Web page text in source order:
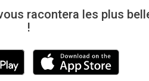
racontera les plus
!